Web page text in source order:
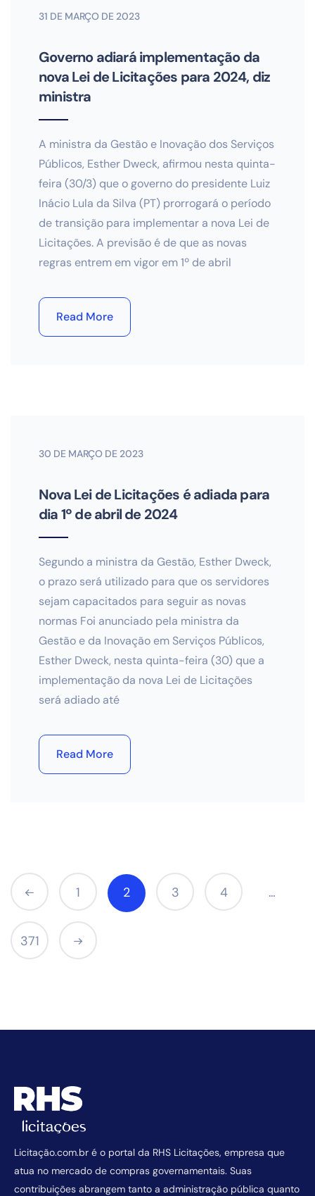
31 DE MARÇO DE 2023
Governo adiará implementação da
nova Lei de Licitações para 2024, diz
ministra
A ministra da Gestão e Inovação dos Serviços
Públicos, Esther Dweck, afirmou nesta quinta-
feira (30/3) que o governo do presidente Luiz
Inácio Lula da Silva (PT) prorrogará o período
de transição para implementar a nova Lei de
Licitações. A previsão é de que as novas
regras entrem em vigor em 1º de abril
Read More
30 DE MARÇO DE 2023
Nova Lei de Licitações é adiada para
dia 1º de abril de 2024
Segundo a ministra da Gestão, Esther Dweck,
o prazo será utilizado para que os servidores
sejam capacitados para seguir as novas
normas Foi anunciado pela ministra da
Gestão e da Inovação em Serviços Públicos,
Esther Dweck, nesta quinta-feira (30) que a
implementação da nova Lei de Licitações
será adiado até
Read More
1 2 3 4 …
371
Licitação.com.br é o portal da RHS Licitações, empresa que
atua no mercado de compras governamentais. Suas
contribuições abrangem tanto a administração pública quanto